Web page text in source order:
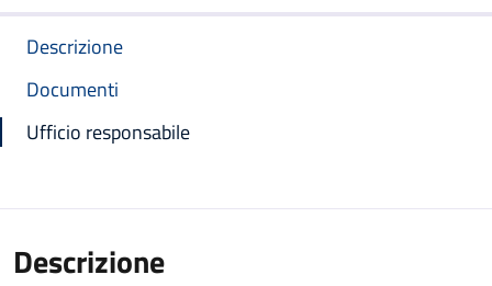
Descrizione
Documenti
Ufficio responsabile
Descrizione